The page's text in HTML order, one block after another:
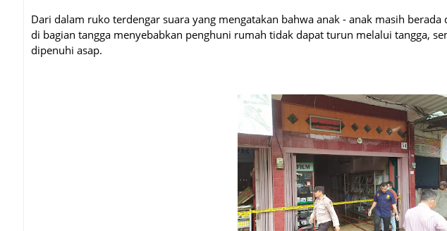
Dari dalam ruko terdengar suara yang mengatakan bahwa anak - anak masih
di bagian tangga menyebabkan penghuni rumah tidak dapat turun melalui tangga,
dipenuhi asap.